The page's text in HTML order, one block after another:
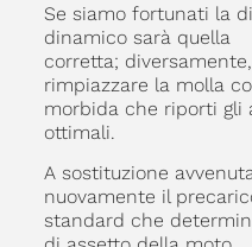
Se siamo fortunati la
dinamico sarà quella
corretta;
rimpiazzare la molla
morbida che riporti gli
ottimali.
A sostituzione
nuovamente il
standard che